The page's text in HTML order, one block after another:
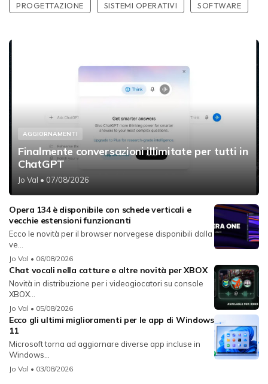
PROGETTAZIONE
SISTEMI OPERATIVI SOFTWARE
AGGIORNAMENTI
Finalmente conversazioni illimitate per tutti in
ChatGPT
Jo Val • 07/08/2026
Opera 134 è disponibile con schede verticali e
vecchie estensioni funzionanti
Ecco le novità per il browser norvegese disponibili dalla
ve...
Jo Val • 06/08/2026
Chat vocali nella catture e altre novità per XBOX
Novità in distribuzione per i videogiocatori su console
XBOX...
Jo Val • 05/08/2026
Ecco gli ultimi miglioramenti per le app di Windows
11
Microsoft torna ad aggiornare diverse app incluse in
Windows...
Jo Val • 03/08/2026